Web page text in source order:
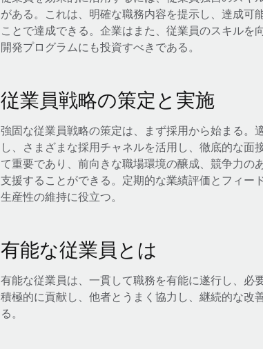
がある。これは、明確な職務内容を提示し、達成可
ことで達成できる。企業はまた、従業員のスキル
開発プログラムにも投資すべきである。
従業員戦略の策定と実施
強固な従業員戦略の策定は、まず採用から始まる
し、さまざまな採用チャネルを活用し、徹底的な
て重要であり、前向きな職場環境の醸成、競争力の
支援することができる。定期的な業績評価とフィー
生産性の維持に役立つ。
有能な従業員とは
有能な従業員は、一貫して職務を有能に遂行し、必
積極的に貢献し、他者とうまく協力し、継続的な改
る。